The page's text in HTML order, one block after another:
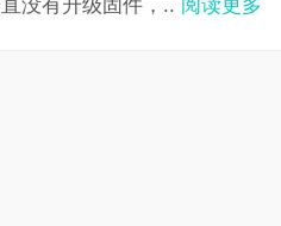
没有升级固件，.. 阅读更多